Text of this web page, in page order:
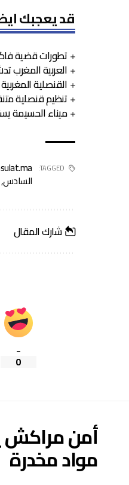
قد يعجبك
تطورات قضية
العربية المغرب
القنصلية
تنظيم قنصلية
ميناء الحسيمة
TAGGED:
السادس,
شارك المقال
_
0
أمن مراكش
مواد مخدرة